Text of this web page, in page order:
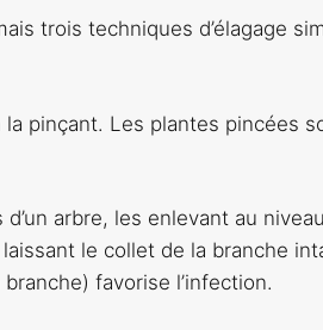
trois techniques d’élagage
pinçant. Les plantes pincées
arbre, les enlevant au
le collet de la branche
favorise l’infection.